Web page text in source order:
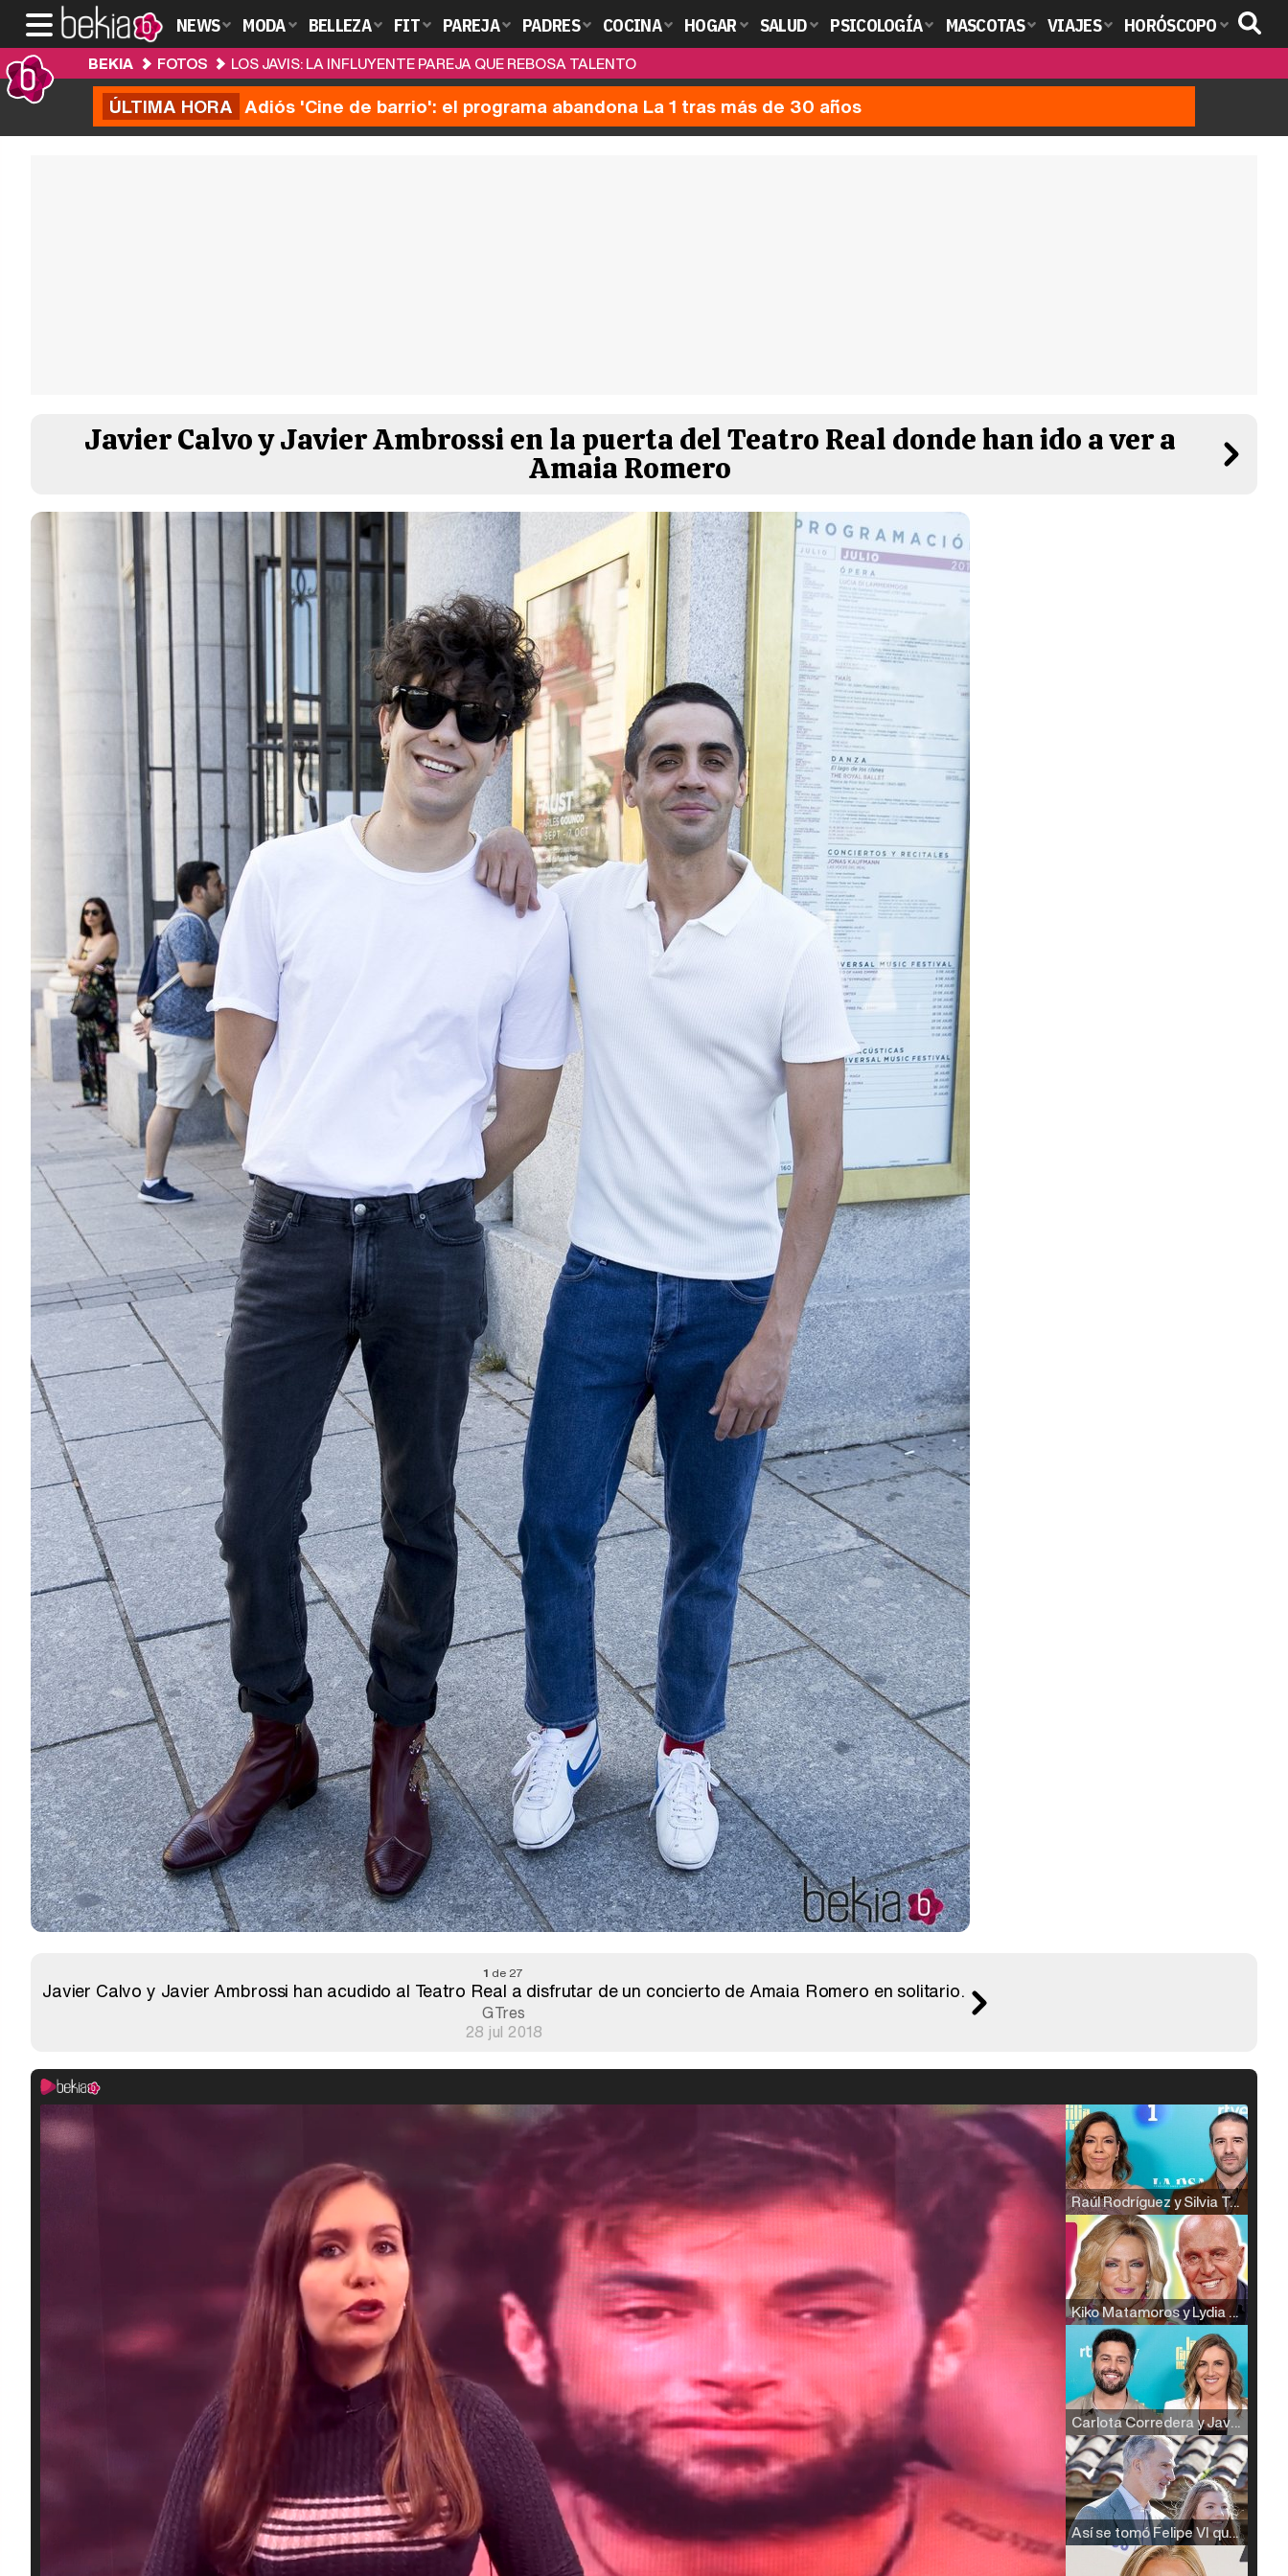
NEWS MODA BELLEZA FIT PAREJA PADRES COCINA HOGAR SALUD PSICOLOGÍA MASCOTAS VIAJES HORÓSCOPO
BEKIA FOTOS LOS JAVIS: LA INFLUYENTE PAREJA QUE REBOSA TALENTO
ÚLTIMA HORA Adiós 'Cine de barrio': el programa abandona La 1 tras más de 30 años
Javier Calvo y Javier Ambrossi en la puerta del Teatro Real donde han ido a ver a
Amaia Romero
1 de 27
Javier Calvo y Javier Ambrossi han acudido al Teatro Real a disfrutar de un concierto de Amaia Romero en solitario.
GTres
28 jul 2018
Raúl Rodríguez y Silvia Taulés nos cuentan su papel en 'La familia de la tele'
Kiko Matamoros y Lydia Lozano: "Nuestro público es de todas las edades y RTVE tiene un público muy pegado a las novelas, al que tenemos que captar"
Carlota Corredera y Javier de Hoyos: "La tele tiene que representar al público también y aquí están todos los perfiles posibles&quo;
Así se tomó Felipe VI que la Infanta Sofía no quisiera recibir formación militar